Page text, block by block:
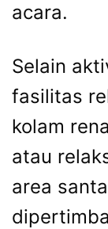
acara.
Selain
fasilitas
kolam
atau
area